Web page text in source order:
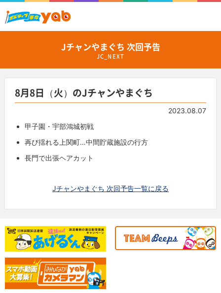
Jチャンやまぐち 次回予告
JC_NEXT
8月8日（火）のJチャンやまぐち
2023.08.07
甲子園・宇部鴻城初戦
再び揺れる上関町…中間貯蔵施設の行方
長門で出張ヘアカット
Jチャンやまぐち 次回予告一覧に戻る